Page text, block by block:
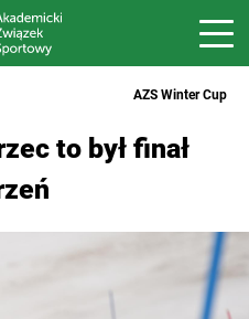
AZS Winter Cup
to był finał